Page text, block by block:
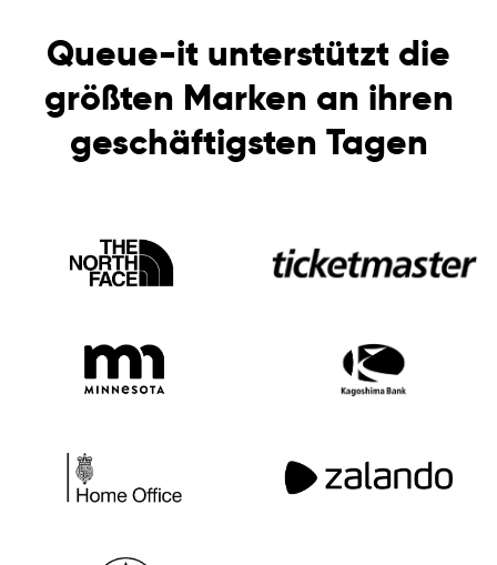
Queue-it unterstützt die
größten Marken an ihren
geschäftigsten Tagen